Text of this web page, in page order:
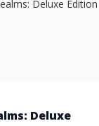
Deluxe